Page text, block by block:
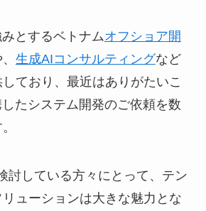
とするベトナムオフショア開
生成AIコンサルティングなど
ており、最近はありがたいこ
たシステム開発のご依頼を数
討している方々にとって、テン
ューションは大きな魅力とな